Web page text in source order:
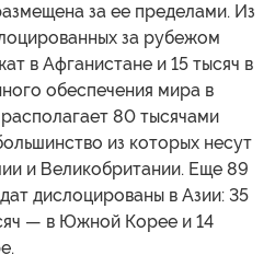
за ее пределами. Из
за рубежом
в Афганистане и 15 тысяч в
обеспечения мира в
80 тысячами
из которых несут
и Великобритании. Еще 89
дислоцированы в Азии: 35
— в Южной Корее и 14